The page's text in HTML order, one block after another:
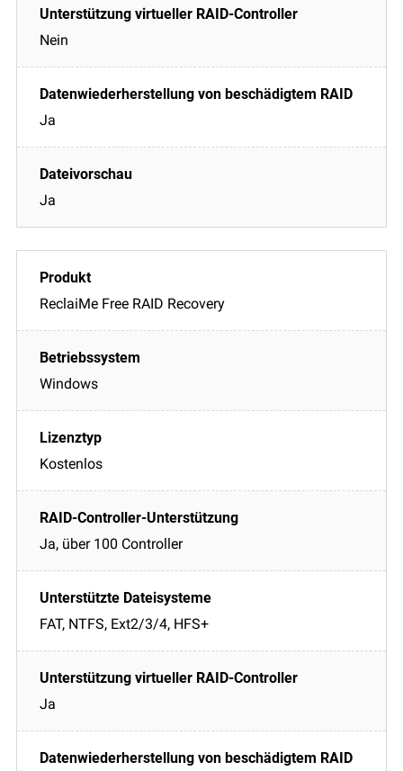
Nein
Ja
Ja
ReclaiMe Free RAID Recovery
Windows
Kostenlos
Ja, über 100 Controller
FAT, NTFS, Ext2/3/4, HFS+
Ja